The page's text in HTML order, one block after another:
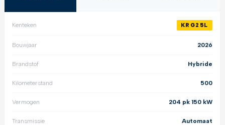
Kenteken KRG25L
Bouwjaar 2026
Brandstof Hybride
Kilometerstand 500
Vermogen 204 pk 150 kW
Transmissie Automaat